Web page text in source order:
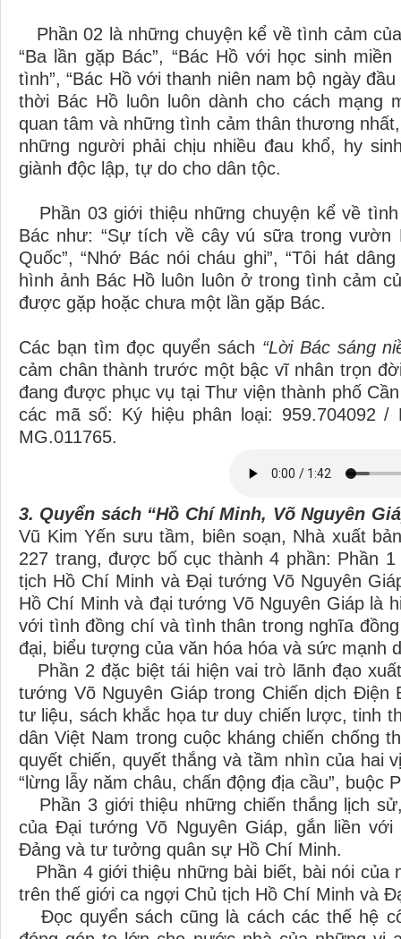
Phần 02 là những chuyện kể về tình cảm
“Ba lần gặp Bác”, “Bác Hồ với học sinh
tình”, “Bác Hồ với thanh niên nam bộ ngày
thời Bác Hồ luôn luôn dành cho cách mạng
quan tâm và những tình cảm thân thương
những người phải chịu nhiều đau khổ, hy
giành độc lập, tự do cho dân tộc.
Phần 03 giới thiệu những chuyện kể về
Bác như: “Sự tích về cây vú sữa trong vườn
Quốc”, “Nhớ Bác nói cháu ghi”, “Tôi hát
hình ảnh Bác Hồ luôn luôn ở trong tình cảm
được gặp hoặc chưa một lần gặp Bác.
Các bạn tìm đọc quyển sách “Lời Bác sáng
cảm chân thành trước một bậc vĩ nhân trọn
đang được phục vụ tại Thư viện thành phố
các mã số: Ký hiệu phân loại: 959.704092 /
MG.011765.
3. Quyển sách “Hồ Chí Minh, Võ Nguyên
Vũ Kim Yến sưu tầm, biên soạn, Nhà xuất
227 trang, được bố cục thành 4 phần: Phần
tịch Hồ Chí Minh và Đại tướng Võ Nguyên
Hồ Chí Minh và đại tướng Võ Nguyên Giáp là
với tình đồng chí và tình thân trong nghĩa
đại, biểu tượng của văn hóa hóa và sức mạnh
Phần 2 đặc biệt tái hiện vai trò lãnh đạo
tướng Võ Nguyên Giáp trong Chiến dịch Điện
tư liệu, sách khắc họa tư duy chiến lược, tinh
dân Việt Nam trong cuộc kháng chiến chống
quyết chiến, quyết thắng và tầm nhìn của hai
“lừng lẫy năm châu, chấn động địa cầu”, buộc
Phần 3 giới thiệu những chiến thắng lịch
của Đại tướng Võ Nguyên Giáp, gắn liền
Đảng và tư tưởng quân sự Hồ Chí Minh.
Phần 4 giới thiệu những bài biết, bài nói của
trên thế giới ca ngợi Chủ tịch Hồ Chí Minh và
Đọc quyển sách cũng là cách các thế hệ